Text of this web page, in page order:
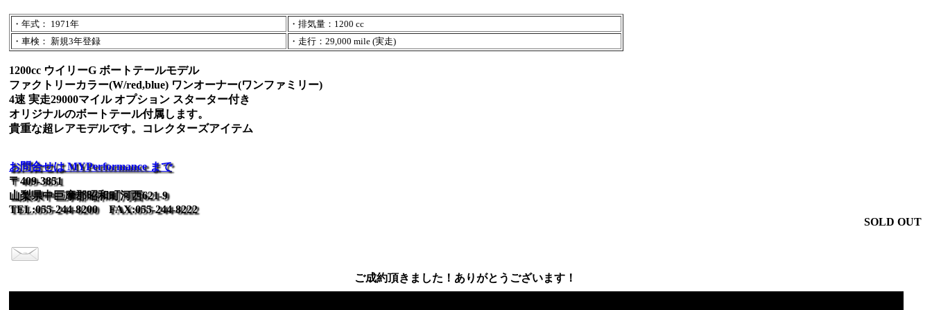
・年式： 1971年
・排気量：1200 cc
・車検： 新規3年登録
・走行：29,000 mile (実走)
1200cc ウイリーG ボートテールモデル
ファクトリーカラー(W/red,blue) ワンオーナー(ワンファミリー)
4速 実走29000マイル オプション スターター付き
オリジナルのボートテール付属します。
貴重な超レアモデルです。コレクターズアイテム
お問合せは MYPerformance まで
〒409-3851
山梨県中巨摩郡昭和町河西621-9
TEL:055-244-8200 FAX:055-244-8222
SOLD OUT
ご成約頂きました！ありがとうございます！